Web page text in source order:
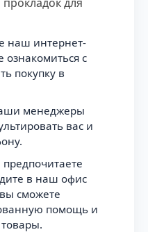
наш интернет-
ознакомиться с
покупку в
менеджеры
вас и
в наш офис
сможете
помощь и